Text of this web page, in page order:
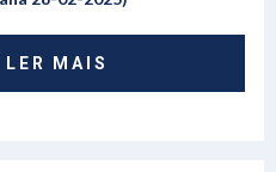
LER MAIS